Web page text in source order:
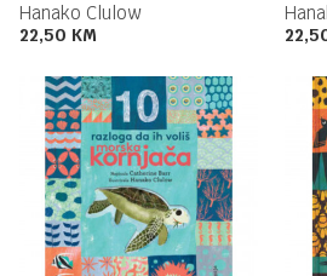
Hanako Clulow
22,50 KM